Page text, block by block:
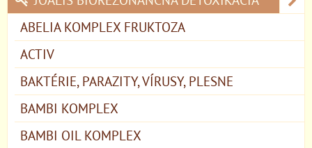
ABELIA KOMPLEX FRUKTOZA
ACTIV
BAKTÉRIE, PARAZITY, VÍRUSY, PLESNE
BAMBI KOMPLEX
BAMBI OIL KOMPLEX